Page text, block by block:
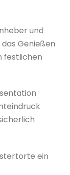
und
Genießen
festlichen
ein